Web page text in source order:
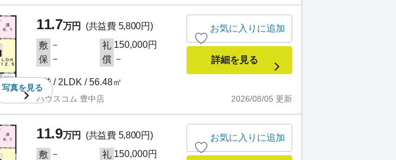
写真を見る
11.7万円
(共益費 5,800円)
敷 － 礼 150,000円
保 － 償 －
2階 / 2LDK / 56.48㎡
2026/08/05 更新
ハウスコム 豊中店
お気に入りに追加
詳細を見る
11.9万円
(共益費 5,800円)
敷 － 礼 150,000円
お気に入りに追加